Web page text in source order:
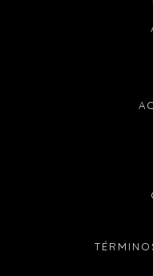
Envianos un mail a
de pedido y el